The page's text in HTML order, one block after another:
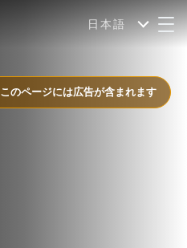
日本語
このページには広告が含まれます